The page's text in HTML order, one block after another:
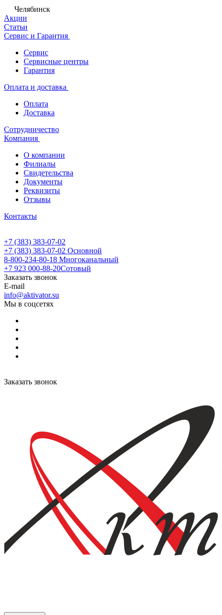
Челябинск
Акции
Статьи
Сервис и Гарантия
Сервис
Сервисные центры
Гарантия
Оплата и доставка
Оплата
Доставка
Сотрудничество
Компания
О компании
Филиалы
Свидетельства
Документы
Реквизиты
Отзывы
Контакты
+7 (383) 383-07-02
+7 (383) 383-07-02 Основной
8-800-234-80-18 Многоканальный
+7 923 000-88-20Сотовый
Заказать звонок
E-mail
info@aktivator.su
Мы в соцсетях
Заказать звонок